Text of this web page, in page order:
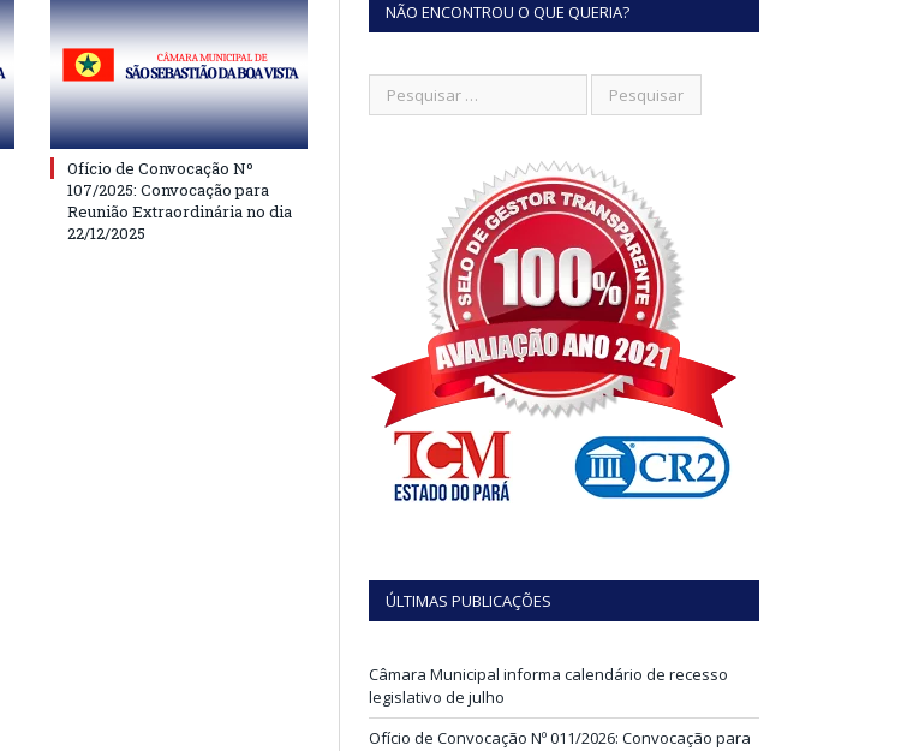
Ofício de Convocação Nº
107/2025: Convocação para
Reunião Extraordinária no dia
22/12/2025
NÃO ENCONTROU O QUE QUERIA?
ÚLTIMAS PUBLICAÇÕES
Câmara Municipal informa calendário de recesso
legislativo de julho
Ofício de Convocação Nº 011/2026: Convocação para